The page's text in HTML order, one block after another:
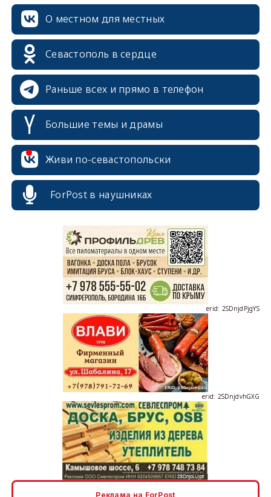
О местном для местных
Севастополь в сердце
Раньше всех и прямо в телефон
Большие темы и драмы
Живи по-севастопольски
ForPost в наушниках
erid: 2SDnjdvhGXG
erid: 2SDnjcLUypt
Реклама на ForPost